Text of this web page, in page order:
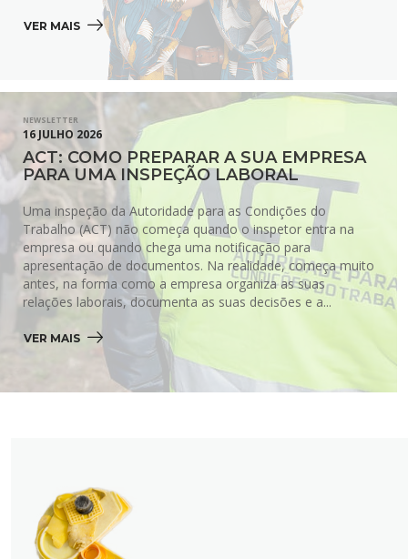
VER MAIS
NEWSLETTER
16 JULHO 2026
ACT: COMO PREPARAR A SUA EMPRESA
PARA UMA INSPEÇÃO LABORAL
Uma inspeção da Autoridade para as Condições do
Trabalho (ACT) não começa quando o inspetor entra na
empresa ou quando chega uma notificação para
apresentação de documentos. Na realidade, começa muito
antes, na forma como a empresa organiza as suas
relações laborais, documenta as suas decisões e a...
VER MAIS